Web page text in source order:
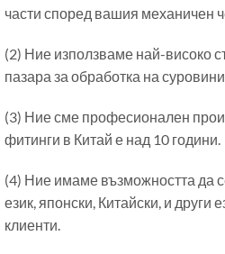
части според вашия механичен
(2) Ние използваме най-високо
пазара за обработка на
(3) Ние сме професионален
фитинги в Китай е над 10 години.
(4) Ние имаме възможността да
език, японски, Китайски, и други
клиенти.